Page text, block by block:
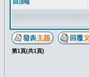
回頂端
第1頁(共1頁)